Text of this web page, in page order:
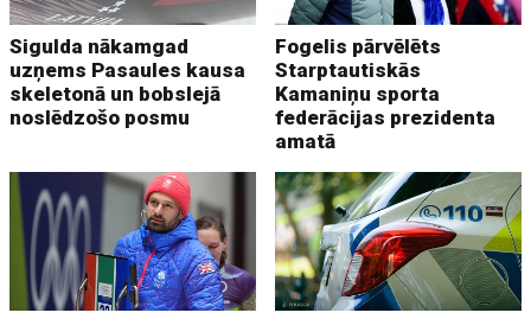
Sigulda nākamgad
uzņems Pasaules kausa
skeletonā un bobslejā
noslēdzošo posmu
Fogelis pārvēlēts
Starptautiskās
Kamaniņu sporta
federācijas prezidenta
amatā